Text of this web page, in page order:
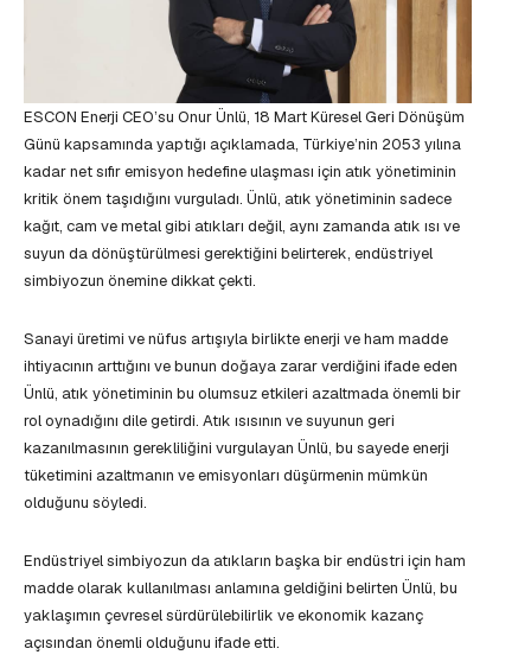
ESCON Enerji CEO’su Onur Ünlü, 18 Mart Küresel Geri Dönüşüm
Günü kapsamında yaptığı açıklamada, Türkiye’nin 2053 yılına
kadar net sıfır emisyon hedefine ulaşması için atık yönetiminin
kritik önem taşıdığını vurguladı. Ünlü, atık yönetiminin sadece
kağıt, cam ve metal gibi atıkları değil, aynı zamanda atık ısı ve
suyun da dönüştürülmesi gerektiğini belirterek, endüstriyel
simbiyozun önemine dikkat çekti.
Sanayi üretimi ve nüfus artışıyla birlikte enerji ve ham madde
ihtiyacının arttığını ve bunun doğaya zarar verdiğini ifade eden
Ünlü, atık yönetiminin bu olumsuz etkileri azaltmada önemli bir
rol oynadığını dile getirdi. Atık ısısının ve suyunun geri
kazanılmasının gerekliliğini vurgulayan Ünlü, bu sayede enerji
tüketimini azaltmanın ve emisyonları düşürmenin mümkün
olduğunu söyledi.
Endüstriyel simbiyozun da atıkların başka bir endüstri için ham
madde olarak kullanılması anlamına geldiğini belirten Ünlü, bu
yaklaşımın çevresel sürdürülebilirlik ve ekonomik kazanç
açısından önemli olduğunu ifade etti.